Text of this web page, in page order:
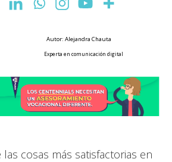
Autor: Alejandra Chauta
Experta en comunicación digital
cosas más satisfactorias en